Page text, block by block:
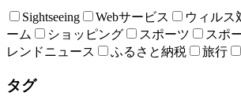
Sightseeing Webサービス ウィルス
ーム
ショッピング スポーツ スポ
レンドニュース
ふるさと納税 旅行
タグ